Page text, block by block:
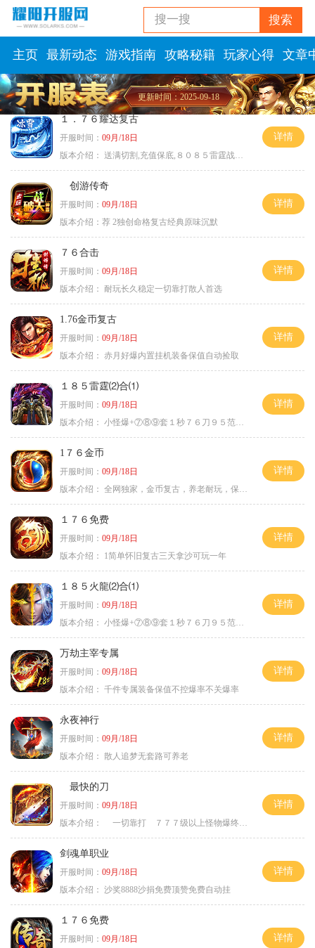
搜一搜 搜索
主页 最新动态 游戏指南 攻略秘籍 玩家心得 文章
更新时间：2025-09-18
１．７６耀达复古
开服时间： 09月/18日
版本介绍： 送满切割,充值保底,８０８５雷霆战神微变
详情
创游传奇
开服时间： 09月/18日
版本介绍： 荐 2独创命格复古经典原味沉默
详情
７６合击
开服时间： 09月/18日
版本介绍： 耐玩长久稳定一切靠打散人首选
详情
1.76金币复古
开服时间： 09月/18日
版本介绍： 赤月好爆内置挂机装备保值自动捡取
详情
１８５雷霆⑵合⑴
开服时间： 09月/18日
版本介绍： 小怪爆+⑦⑧⑨套１秒７６刀９５范围捡
详情
1７６金币
开服时间： 09月/18日
版本介绍： 全网独家，金币复古，养老耐玩，保底回収
详情
１７６免费
开服时间： 09月/18日
版本介绍：
1简单怀旧复古三天拿沙可玩一年
详情
１８５火龍⑵合⑴
开服时间： 09月/18日
版本介绍： 小怪爆+⑦⑧⑨套１秒７６刀９５范围捡
详情
万劫主宰专属
开服时间： 09月/18日
版本介绍： 千件专属装备保值不控爆率不关爆率
详情
永夜神行
开服时间： 09月/18日
版本介绍： 散人追梦无套路可养老
详情
最快的刀
开服时间： 09月/18日
版本介绍：
一切靠打 ７７７级以上怪物爆终极
详情
剑魂单职业
开服时间： 09月/18日
版本介绍： 沙奖8888沙捐免费顶赞免费自动挂
详情
１７６免费
开服时间： 09月/18日
详情